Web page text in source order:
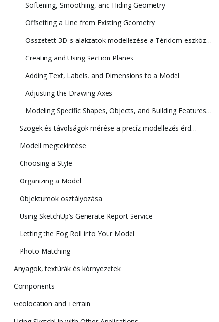
Softening, Smoothing, and Hiding Geometry
Offsetting a Line from Existing Geometry
Összetett 3D-s alakzatok modellezése a Téridom eszközökkel
Creating and Using Section Planes
Adding Text, Labels, and Dimensions to a Model
Adjusting the Drawing Axes
Modeling Specific Shapes, Objects, and Building Features in 3D
Szögek és távolságok mérése a precíz modellezés érdekében
Modell megtekintése
Choosing a Style
Organizing a Model
Objektumok osztályozása
Using SketchUp’s Generate Report Service
Letting the Fog Roll into Your Model
Photo Matching
Anyagok, textúrák és környezetek
Components
Geolocation and Terrain